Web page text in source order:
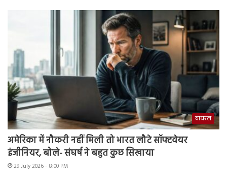
वायरल
अमेरिका में नौकरी नहीं मिली तो भारत लौटे सॉफ्टवेयर
इंजीनियर, बोले- संघर्ष ने बहुत कुछ सिखाया
29 July 2026 - 8:00 PM